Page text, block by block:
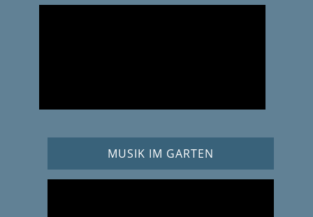
MUSIK IM GARTEN